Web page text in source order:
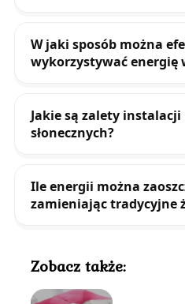
W jaki sposób można
wykorzystywać energię
Jakie są zalety
słonecznych?
Ile energii można
zamieniając tradycyjne
Zobacz także: